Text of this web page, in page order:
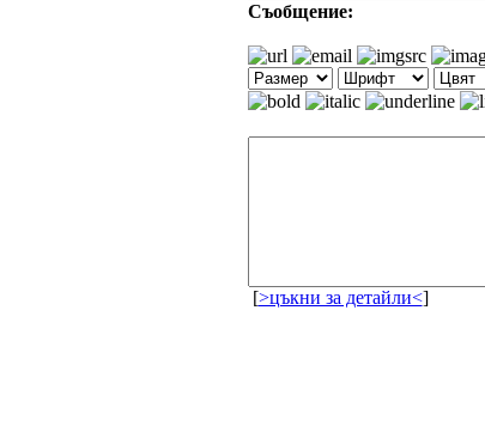
Съобщение:
[>цъкни за детайли<]